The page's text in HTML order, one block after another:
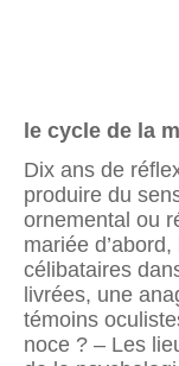
Le
le cycle de la
Dix ans de
produire du
ornemental ou
mariée
célibataires
livrées, une
témoins
noce ? – Les